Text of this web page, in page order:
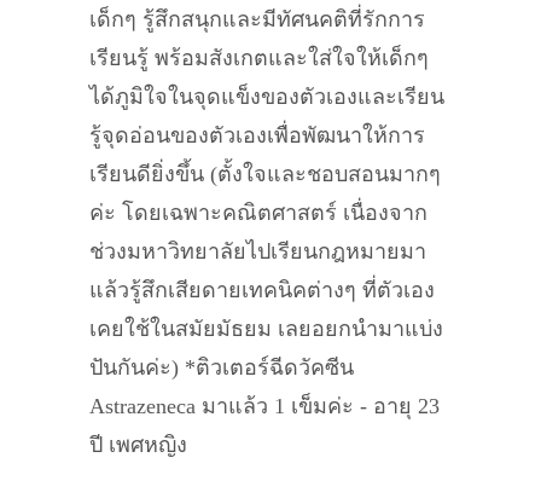
เด็กๆ รู้สึกสนุกและมีทัศนคติที่รักการ
เรียนรู้ พร้อมสังเกตและใส่ใจให้เด็กๆ
ได้ภูมิใจในจุดแข็งของตัวเองและเรียน
รู้จุดอ่อนของตัวเองเพื่อพัฒนาให้การ
เรียนดียิ่งขึ้น (ตั้งใจและชอบสอนมากๆ
ค่ะ โดยเฉพาะคณิตศาสตร์ เนื่องจาก
ช่วงมหาวิทยาลัยไปเรียนกฎหมายมา
แล้วรู้สึกเสียดายเทคนิคต่างๆ ที่ตัวเอง
เคยใช้ในสมัยมัธยม เลยอยกนำมาแบ่ง
ปันกันค่ะ) *ติวเตอร์ฉีดวัคซีน
Astrazeneca มาแล้ว 1 เข็มค่ะ - อายุ 23
ปี เพศหญิง